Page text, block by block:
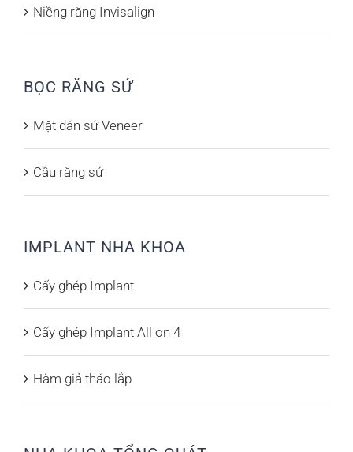
Niềng răng Invisalign
BỌC RĂNG SỨ
Mặt dán sứ Veneer
Cầu răng sứ
IMPLANT NHA KHOA
Cấy ghép Implant
Cấy ghép Implant All on 4
Hàm giả tháo lắp